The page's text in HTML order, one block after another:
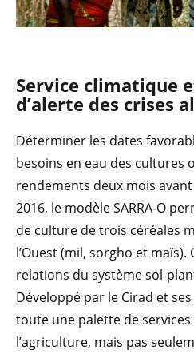
Service climatique
d’alerte des crises
Déterminer les dates
besoins en eau des cultures
rendements deux mois
2016, le modèle SARRA-O
de culture de trois céréales
l’Ouest (mil, sorgho et
relations du système sol-
Développé par le Cirad et
toute une palette de
l’agriculture, mais pas